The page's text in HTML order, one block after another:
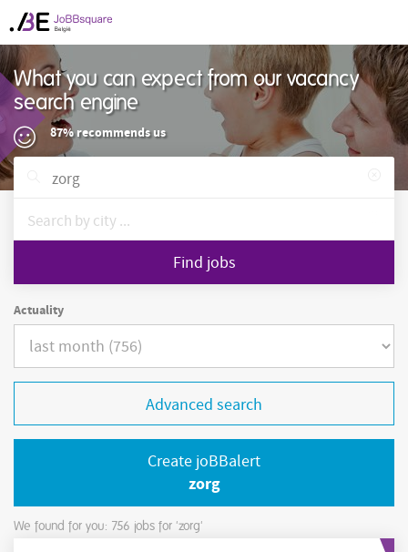
What you can expect from our vacancy
search engine
87% recommends us
Find jobs
Actuality
Advanced search
Create joBBalert
zorg
We found for you: 756 jobs for 'zorg'